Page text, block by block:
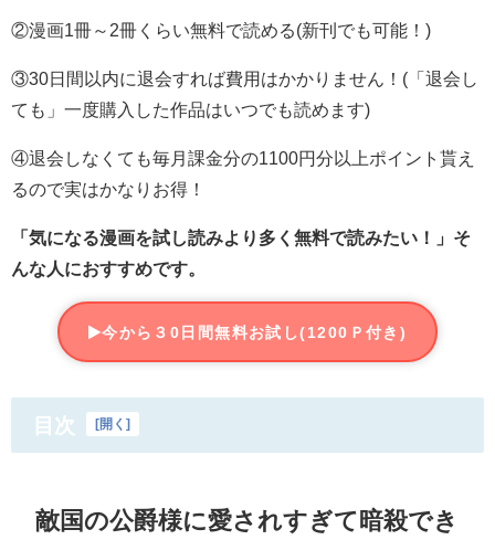
②漫画1冊～2冊くらい無料で読める(新刊でも可能！)
③30日間以内に退会すれば費用はかかりません！(「退会し
ても」一度購入した作品はいつでも読めます)
④退会しなくても毎月課金分の1100円分以上ポイント貰え
るので実はかなりお得！
「気になる漫画を試し読みより多く無料で読みたい！」そ
んな人におすすめです。
今から３0日間無料お試し(1200Ｐ付き)
目次 開く
敵国の公爵様に愛されすぎて暗殺でき